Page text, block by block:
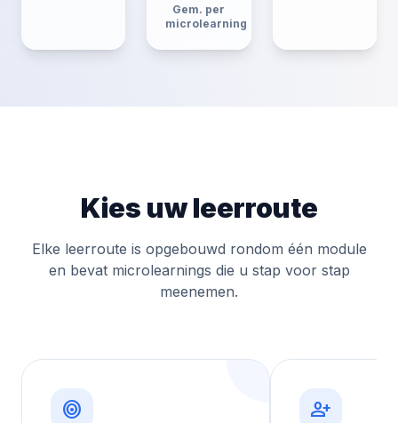
Gem. per
microlearning
Kies uw leerroute
Elke leerroute is opgebouwd rondom één module
en bevat microlearnings die u stap voor stap
meenemen.
target person_add